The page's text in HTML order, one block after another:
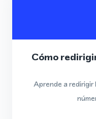
Cómo
Aprende a redirigir